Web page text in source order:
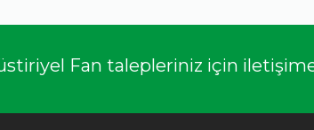
Fan talepleriniz için